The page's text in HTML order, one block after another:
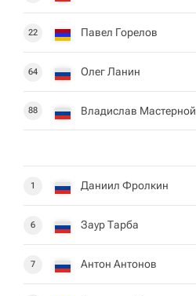
22 Павел Горелов
64 Олег Ланин
88 Владислав Мастерной
1 Даниил Фролкин
6 Заур Тарба
7 Антон Антонов